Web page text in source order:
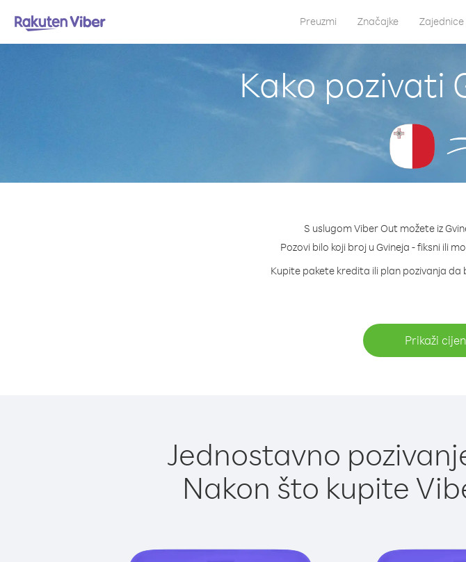
Preuzmi Značajke Zajednice
Kako pozivati
S uslugom Viber Out možete iz
Pozovi bilo koji broj u Gvineja - fiksni ili
Kupite pakete kredita ili plan pozivanja da
Prikaži
Jednostavno
Nakon što kupite